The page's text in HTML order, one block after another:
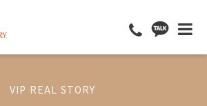
VIP REAL STORY